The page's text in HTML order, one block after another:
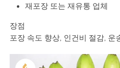
재포장 또는 재유통 업체
장점
포장 속도 향상, 인건비 절감, 운